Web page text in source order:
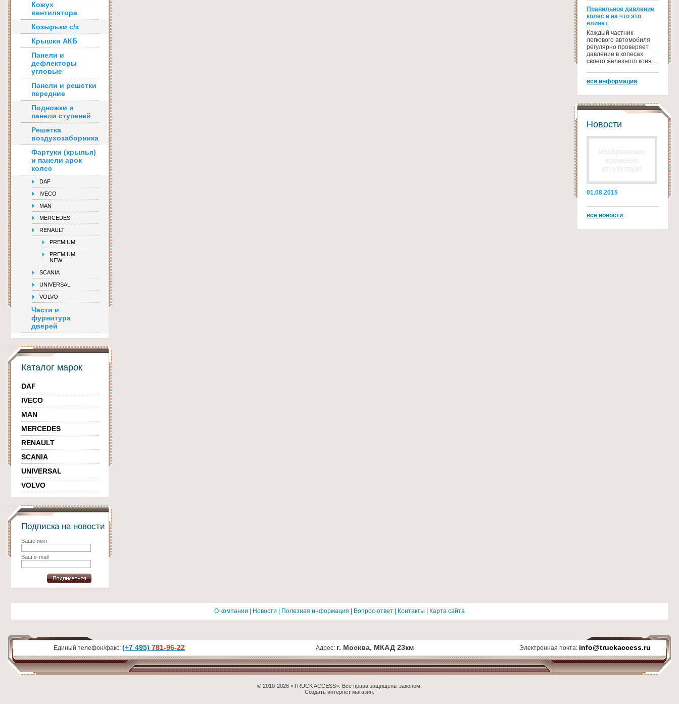
Кожух
вентилятора
Козырьки с/з
Крышки АКБ
Панели и
дефлекторы
угловые
Панели и решетки
передние
Подножки и
панели ступеней
Решетка
воздухозаборника
Фартуки (крылья)
и панели арок
колес
DAF
IVECO
MAN
MERCEDES
RENAULT
PREMIUM
PREMIUM
NEW
SCANIA
UNIVERSAL
VOLVO
Части и
фурнитура
дверей
Каталог марок
DAF
IVECO
MAN
MERCEDES
RENAULT
SCANIA
UNIVERSAL
VOLVO
Подписка на новости
Ваше имя
Ваш e-mail
Правильное давление
колес и на что это
влияет
Каждый частник
легкового автомобиля
регулярно проверяет
давление в колесах
своего железного коня...
вся информация
Новости
01.08.2015
все новости
О компании Новости Полезная информация Вопрос-ответ Контакты Карта сайта
Единый телефон/факс: (+7 495) 781-96-22 Электронная почта: info@truckaccess.ru
Адрес: г. Москва, МКАД 23км
© 2010-2026 «TRUCK ACCESS». Все права защищены законом.
Создать интернет магазин.